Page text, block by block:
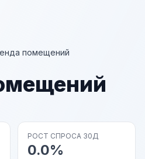
помещений
РОСТ СПРОСА 30Д
0.0%